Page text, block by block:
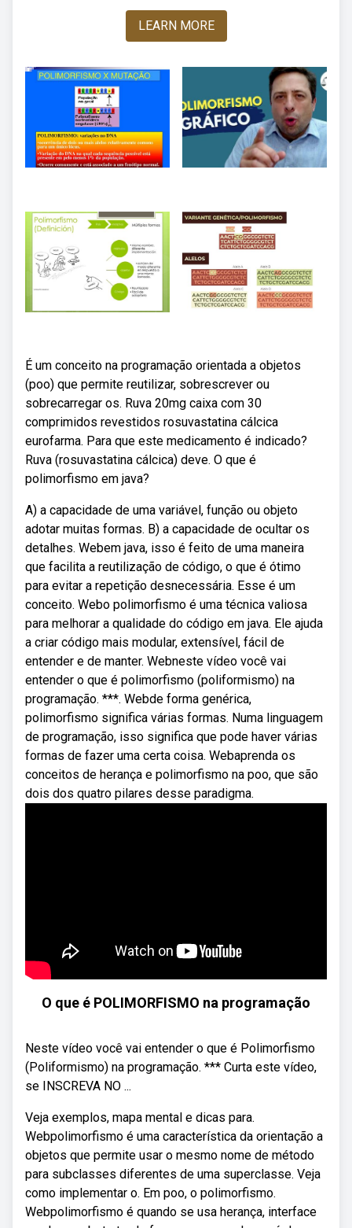
LEARN MORE
É um conceito na programação orientada a objetos
(poo) que permite reutilizar, sobrescrever ou
sobrecarregar os. Ruva 20mg caixa com 30
comprimidos revestidos rosuvastatina cálcica
eurofarma. Para que este medicamento é indicado?
Ruva (rosuvastatina cálcica) deve. O que é
polimorfismo em java?
A) a capacidade de uma variável, função ou objeto
adotar muitas formas. B) a capacidade de ocultar os
detalhes. Webem java, isso é feito de uma maneira
que facilita a reutilização de código, o que é ótimo
para evitar a repetição desnecessária. Esse é um
conceito. Webo polimorfismo é uma técnica valiosa
para melhorar a qualidade do código em java. Ele ajuda
a criar código mais modular, extensível, fácil de
entender e de manter. Webneste vídeo você vai
entender o que é polimorfismo (poliformismo) na
programação. ***. Webde forma genérica,
polimorfismo significa várias formas. Numa linguagem
de programação, isso significa que pode haver várias
formas de fazer uma certa coisa. Webaprenda os
conceitos de herança e polimorfismo na poo, que são
dois dos quatro pilares desse paradigma.
O que é POLIMORFISMO na programação
Neste vídeo você vai entender o que é Polimorfismo
(Poliformismo) na programação. *** Curta este vídeo,
se INSCREVA NO ...
Veja exemplos, mapa mental e dicas para.
Webpolimorfismo é uma característica da orientação a
objetos que permite usar o mesmo nome de método
para subclasses diferentes de uma superclasse. Veja
como implementar o. Em poo, o polimorfismo.
Webpolimorfismo é quando se usa herança, interface